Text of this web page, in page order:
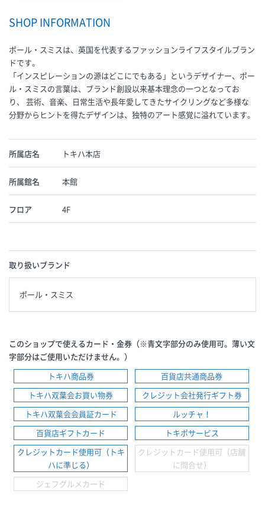
SHOP INFORMATION
ポール・スミスは、英国を代表するファッションライフスタイルブラン
ドです。
「インスピレーションの源はどこにでもある」というデザイナー、ポー
ル・スミスの言葉は、ブランド創設以来基本理念の一つとなってお
り、 芸術、音楽、日常生活や長年愛してきたサイクリングなど多様な
分野からヒントを得たデザインは、独特のアート感覚に溢れています。
所属店名 トキハ本店
所属館名 本館
フロア 4F
取り扱いブランド
ポール・スミス
このショップで使えるカード・金券（※青文字部分のみ使用可。薄い文
字部分はご使用いただけません。）
トキハ商品券
百貨店共通商品券
トキハ双葉会お買い物券
クレジット会社発行ギフト券
トキハ双葉会会員証カード
ルッチャ！
百貨店ギフトカード
トキポサービス
クレジットカード使用可（トキ
ハに準じる）
クレジットカード使用可（店舗
に問合せ）
ジェフグルメカード